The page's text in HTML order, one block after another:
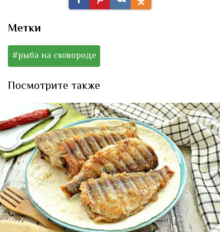
Метки
#рыба на сковороде
Посмотрите также